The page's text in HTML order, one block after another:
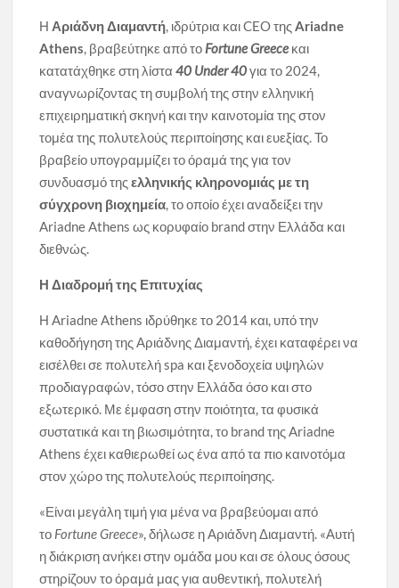
Η Αριάδνη Διαμαντή, ιδρύτρια και CEO τηςAriadne
Athens, βραβεύτηκε από το Fortune Greeceκαι
κατατάχθηκε στη λίστα40 Under 40για το 2024,
αναγνωρίζοντας τη συμβολή της στην ελληνική
επιχειρηματική σκηνή και την καινοτομία της στον
τομέα της πολυτελούς περιποίησης και ευεξίας. Το
βραβείο υπογραμμίζει το όραμά της για τον
συνδυασμό τηςελληνικής κληρονομιάς με τη
σύγχρονη βιοχημεία, το οποίο έχει αναδείξει την
Ariadne Athens ως κορυφαίο brand στην Ελλάδα και
διεθνώς.
Η Διαδρομή της Επιτυχίας
Η Ariadne Athens ιδρύθηκε το 2014 και, υπό την
καθοδήγηση της Αριάδνης Διαμαντή, έχει καταφέρει να
εισέλθει σε πολυτελή spa και ξενοδοχεία υψηλών
προδιαγραφών, τόσο στην Ελλάδα όσο και στο
εξωτερικό. Με έμφαση στην ποιότητα, τα φυσικά
συστατικά και τη βιωσιμότητα, το brand της Ariadne
Athens έχει καθιερωθεί ως ένα από τα πιο καινοτόμα
στον χώρο της πολυτελούς περιποίησης.
«Είναι μεγάλη τιμή για μένα να βραβεύομαι από
το Fortune Greece», δήλωσε η Αριάδνη Διαμαντή. «Αυτή
η διάκριση ανήκει στην ομάδα μου και σε όλους όσους
στηρίζουν το όραμά μας για αυθεντική, πολυτελή